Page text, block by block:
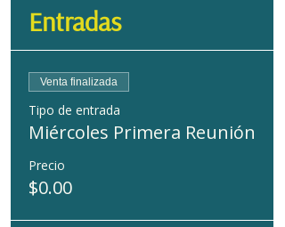
Entradas
Venta finalizada
Tipo de entrada
Miércoles Primera Reunión
Precio
$0.00